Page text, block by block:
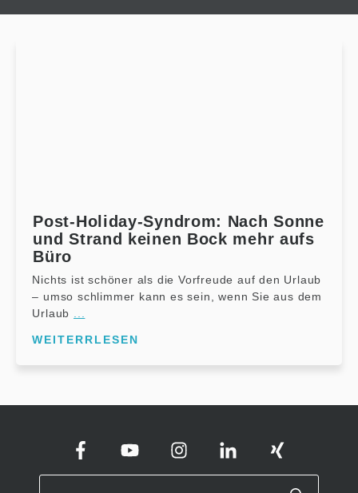
Post-Holiday-Syndrom: Nach Sonne
und Strand keinen Bock mehr aufs
Büro
Nichts ist schöner als die Vorfreude auf den Urlaub
– umso schlimmer kann es sein, wenn Sie aus dem
Urlaub
WEITERRLESEN